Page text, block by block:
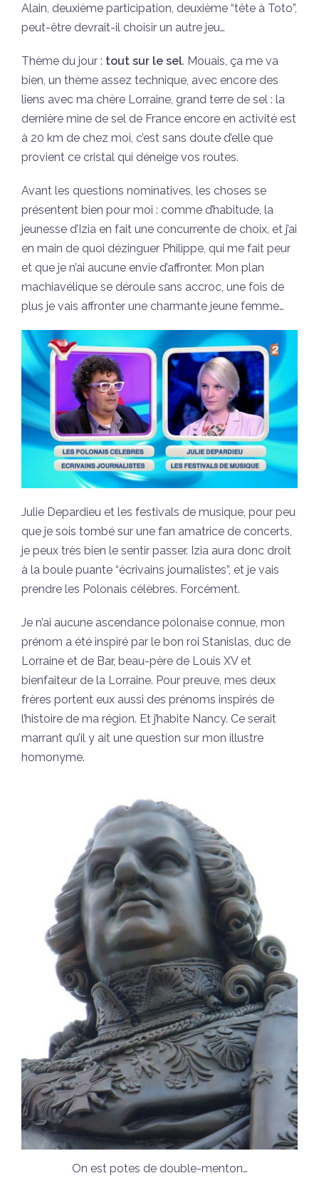
Alain, deuxième participation, deuxième “tête à Toto”,
peut-être devrait-il choisir un autre jeu…
Thème du jour : tout sur le sel. Mouais, ça me va
bien, un thème assez technique, avec encore des
liens avec ma chère Lorraine, grand terre de sel : la
dernière mine de sel de France encore en activité est
à 20 km de chez moi, c’est sans doute d’elle que
provient ce cristal qui déneige vos routes.
Avant les questions nominatives, les choses se
présentent bien pour moi : comme d’habitude, la
jeunesse d’Izia en fait une concurrente de choix, et j’ai
en main de quoi dézinguer Philippe, qui me fait peur
et que je n’ai aucune envie d’affronter. Mon plan
machiavélique se déroule sans accroc, une fois de
plus je vais affronter une charmante jeune femme…
Julie Depardieu et les festivals de musique, pour peu
que je sois tombé sur une fan amatrice de concerts,
je peux très bien le sentir passer. Izia aura donc droit
à la boule puante “écrivains journalistes”, et je vais
prendre les Polonais célèbres. Forcément.
Je n’ai aucune ascendance polonaise connue, mon
prénom a été inspiré par le bon roi Stanislas, duc de
Lorraine et de Bar, beau-père de Louis XV et
bienfaiteur de la Lorraine. Pour preuve, mes deux
frères portent eux aussi des prénoms inspirés de
l’histoire de ma région. Et j’habite Nancy. Ce serait
marrant qu’il y ait une question sur mon illustre
homonyme.
On est potes de double-menton…